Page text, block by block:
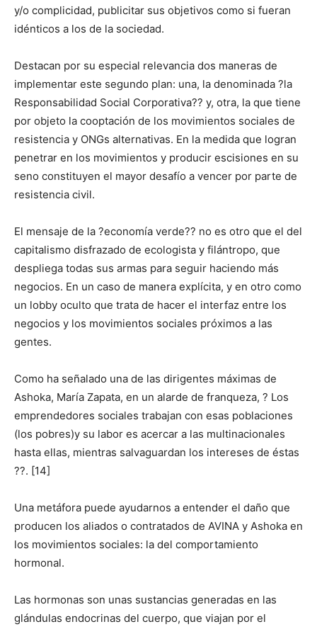
y/o complicidad, publicitar sus objetivos como si fueran
idénticos a los de la sociedad.
Destacan por su especial relevancia dos maneras de
implementar este segundo plan: una, la denominada ?la
Responsabilidad Social Corporativa?? y, otra, la que tiene
por objeto la cooptación de los movimientos sociales de
resistencia y ONGs alternativas. En la medida que logran
penetrar en los movimientos y producir escisiones en su
seno constituyen el mayor desafío a vencer por parte de
resistencia civil.
El mensaje de la ?economía verde?? no es otro que el del
capitalismo disfrazado de ecologista y filántropo, que
despliega todas sus armas para seguir haciendo más
negocios. En un caso de manera explícita, y en otro como
un lobby oculto que trata de hacer el interfaz entre los
negocios y los movimientos sociales próximos a las
gentes.
Como ha señalado una de las dirigentes máximas de
Ashoka, María Zapata, en un alarde de franqueza, ? Los
emprendedores sociales trabajan con esas poblaciones
(los pobres)y su labor es acercar a las multinacionales
hasta ellas, mientras salvaguardan los intereses de éstas
??. [14]
Una metáfora puede ayudarnos a entender el daño que
producen los aliados o contratados de AVINA y Ashoka en
los movimientos sociales: la del comportamiento
hormonal.
Las hormonas son unas sustancias generadas en las
glándulas endocrinas del cuerpo, que viajan por el